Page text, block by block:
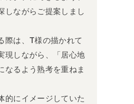
しながらご提案しまし
際は、T様の描かれて
現しながら、「居心地
なるよう熟考を重ねま
的にイメージしていた